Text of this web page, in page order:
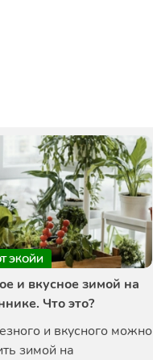
ЭКОЙИ
и вкусное зимой на
Что это?
и вкусного можно
зимой на